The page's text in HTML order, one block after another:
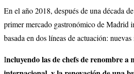
En el año 2018, después deuna década
primer mercado gastronómico de Madrid
basada en dos líneas de actuación:
Incluyendo las de chefs de renombre a